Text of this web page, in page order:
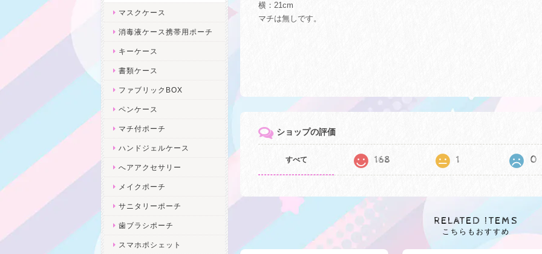
横：21cm
マチは無しです。
ショップの評価
すべて 168 1 0
RELATED ITEMS
こちらもおすすめ
マスクケース
消毒液ケース携帯用ポーチ
キーケース
書類ケース
ファブリックBOX
ペンケース
マチ付ポーチ
ハンドジェルケース
へアアクセサリー
メイクポーチ
サニタリーポーチ
歯ブラシポーチ
スマホポシェット